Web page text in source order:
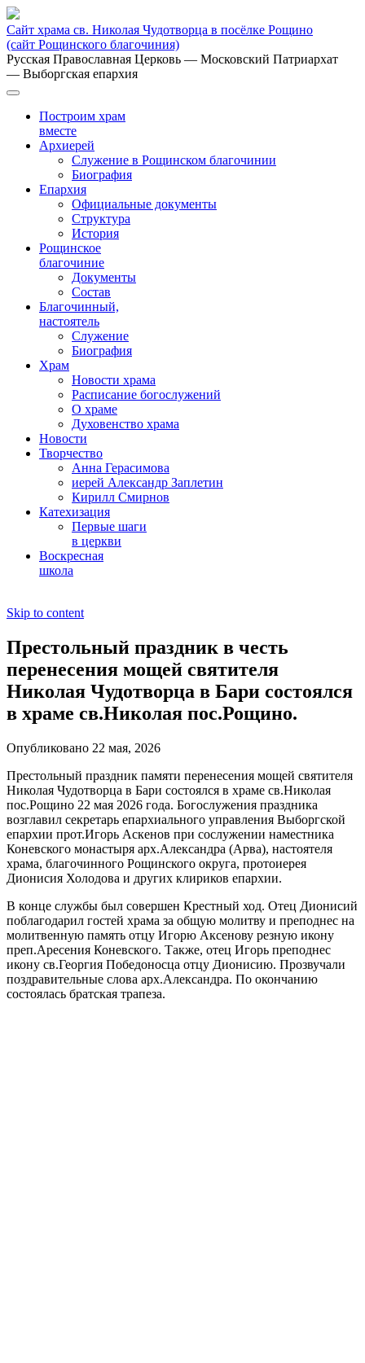
Сайт храма св. Николая Чудотворца в посёлке Рощино
(сайт Рощинского благочиния)
Русская Православная Церковь — Московский Патриархат
— Выборгская епархия
Построим храм
вместе
Архиерей
Служение в Рощинском благочинии
Биография
Епархия
Официальные документы
Структура
История
Рощинское
благочиние
Документы
Состав
Благочинный,
настоятель
Служение
Биография
Храм
Новости храма
Расписание богослужений
О храме
Духовенство храма
Новости
Творчество
Анна Герасимова
иерей Александр Заплетин
Кирилл Смирнов
Катехизация
Первые шаги
в церкви
Воскресная
школа
Skip to content
Престольный праздник в честь
перенесения мощей святителя
Николая Чудотворца в Бари состоялся
в храме св.Николая пос.Рощино.
Опубликовано 22 мая, 2026
Престольный праздник памяти перенесения мощей святителя
Николая Чудотворца в Бари состоялся в храме св.Николая
пос.Рощино 22 мая 2026 года. Богослужения праздника
возглавил секретарь епархиального управления Выборгской
епархии прот.Игорь Аскенов при сослужении наместника
Коневского монастыря арх.Александра (Арва), настоятеля
храма, благочинного Рощинского округа, протоиерея
Дионисия Холодова и других клириков епархии.
В конце службы был совершен Крестный ход. Отец Дионисий
поблагодарил гостей храма за общую молитву и преподнес на
молитвенную память отцу Игорю Аксенову резную икону
преп.Аресения Коневского. Также, отец Игорь преподнес
икону св.Георгия Победоносца отцу Дионисию. Прозвучали
поздравительные слова арх.Александра. По окончанию
состоялась братская трапеза.